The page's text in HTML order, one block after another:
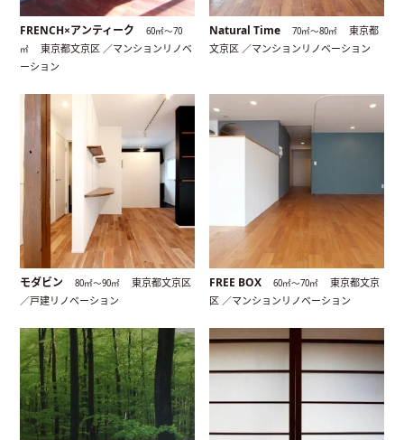
FRENCH×アンティーク
60㎡〜70
㎡
東京都文京区 ／マンションリノベ
ーション
Natural Time 70㎡〜80㎡
東京都
文京区 ／マンションリノベーション
モダビン 80㎡〜90㎡
東京都文京区
／戸建リノベーション
FREE BOX 60㎡〜70㎡
東京都文京
区 ／マンションリノベーション